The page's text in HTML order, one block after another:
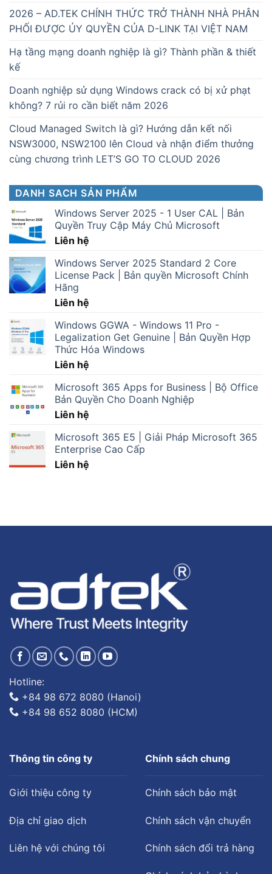
2026 – AD.TEK CHÍNH THỨC TRỞ THÀNH NHÀ PHÂN
PHỐI ĐƯỢC ỦY QUYỀN CỦA D-LINK TẠI VIỆT NAM
Hạ tầng mạng doanh nghiệp là gì? Thành phần & thiết
kế
Doanh nghiệp sử dụng Windows crack có bị xử phạt
không? 7 rủi ro cần biết năm 2026
Cloud Managed Switch là gì? Hướng dẫn kết nối
NSW3000, NSW2100 lên Cloud và nhận điểm thưởng
cùng chương trình LET’S GO TO CLOUD 2026
DANH SACH SẢN PHẨM
Windows Server 2025 - 1 User CAL | Bản
Quyền Truy Cập Máy Chủ Microsoft
Liên hệ
Windows Server 2025 Standard 2 Core
License Pack | Bản quyền Microsoft Chính
Hãng
Liên hệ
Windows GGWA - Windows 11 Pro -
Legalization Get Genuine | Bản Quyền Hợp
Thức Hóa Windows
Liên hệ
Microsoft 365 Apps for Business | Bộ Office
Bản Quyền Cho Doanh Nghiệp
Liên hệ
Microsoft 365 E5 | Giải Pháp Microsoft 365
Enterprise Cao Cấp
Liên hệ
Hotline:
+84 98 672 8080 (Hanoi)
+84 98 652 8080 (HCM)
Thông tin công ty
Giới thiệu công ty
Địa chỉ giao dịch
Liên hệ với chúng tôi
Chính sách chung
Chính sách bảo mật
Chính sách vận chuyển
Chính sách đổi trả hàng